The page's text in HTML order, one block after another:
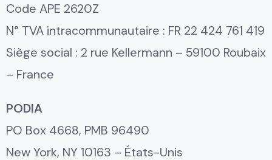
Code APE 2620Z
N° TVA intracommunautaire : FR 22 424 761 419
Siège social : 2 rue Kellermann – 59100 Roubaix
– France
PODIA
PO Box 4668, PMB 96490
New York, NY 10163 – États-Unis